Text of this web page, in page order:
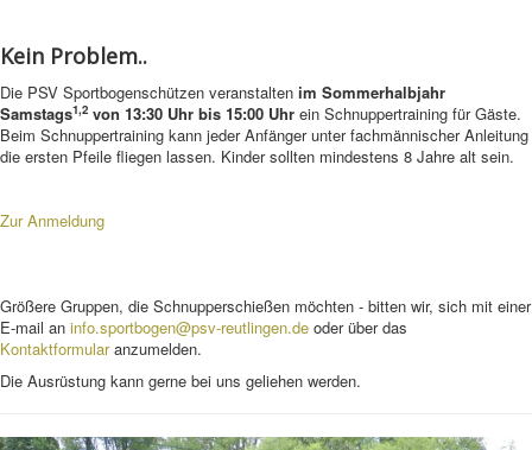
Downloads&Links
Kontakt
Kein Problem..
Die PSV Sportbogenschützen veranstalten im Sommerhalbjahr
Samstags1,2 von 13:30 Uhr bis 15:00 Uhr ein Schnuppertraining für Gäste.
Beim Schnuppertraining kann jeder Anfänger unter fachmännischer Anleitung
die ersten Pfeile fliegen lassen. Kinder sollten mindestens 8 Jahre alt sein.
Zur Anmeldung
Größere Gruppen, die Schnupperschießen möchten - bitten wir, sich mit einer
E-mail an info.sportbogen@psv-reutlingen.de oder über das
Kontaktformularanzumelden.
Die Ausrüstung kann gerne bei uns geliehen werden.